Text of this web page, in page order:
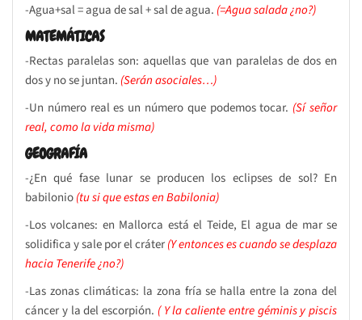
-Agua+sal = agua de sal + sal de agua. (=Agua salada ¿no?)
MATEMÁTICAS
-Rectas paralelas son: aquellas que van paralelas de dos en
dos y no se juntan. (Serán asociales…)
-Un número real es un número que podemos tocar. (Sí señor
real, como la vida misma)
GEOGRAFÍA
-¿En qué fase lunar se producen los eclipses de sol? En
babilonio(tu si que estas en Babilonia)
-Los volcanes: en Mallorca está el Teide, El agua de mar se
solidifica y sale por el cráter(Y entonces es cuando se desplaza
hacia Tenerife ¿no?)
-Las zonas climáticas: la zona fría se halla entre la zona del
cáncer y la del escorpión. ( Y la caliente entre géminis y piscis